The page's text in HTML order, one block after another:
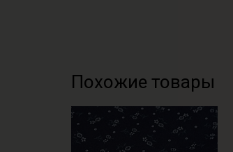
Похожие товары